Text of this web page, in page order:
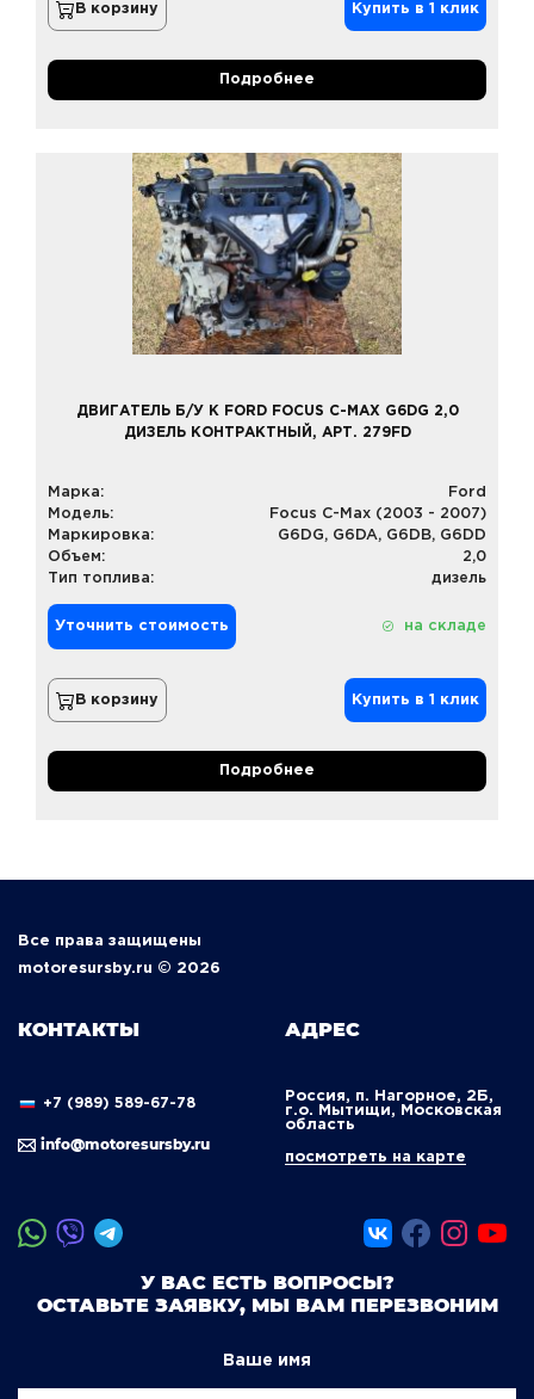
В корзину Купить в 1 клик
Подробнее
ДВИГАТЕЛЬ Б/У К FORD FOCUS C-MAX G6DG 2,0
ДИЗЕЛЬ КОНТРАКТНЫЙ, АРТ. 279FD
Марка:
Ford
Модель:
Focus C-Max (2003 - 2007)
Маркировка:
G6DG, G6DA, G6DB, G6DD
Объем:
2,0
Тип топлива:
дизель
Уточнить стоимость на складе
В корзину Купить в 1 клик
Подробнее
Все права защищены
motoresursby.ru © 2026
КОНТАКТЫ
+7 (989) 589-67-78
info@motoresursby.ru
АДРЕС
Россия, п. Нагорное, 2Б,
г.о. Мытищи, Московская
область
посмотреть на карте
У ВАС ЕСТЬ ВОПРОСЫ?
ОСТАВЬТЕ ЗАЯВКУ, МЫ ВАМ ПЕРЕЗВОНИМ
Ваше имя